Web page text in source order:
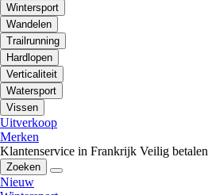
Wintersport
Wandelen
Trailrunning
Hardlopen
Verticaliteit
Watersport
Vissen
Uitverkoop
Merken
Klantenservice in Frankrijk Veilig betalen
Zoeken
Nieuw